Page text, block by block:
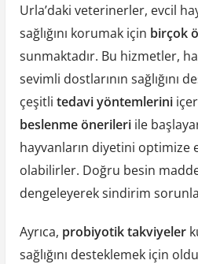
Urla’daki veterinerler, evcil
sağlığını korumak için birçok
sunmaktadır. Bu hizmetler,
sevimli dostlarının sağlığını
çeşitli tedavi yöntemlerini
beslenme önerileriile
hayvanların diyetini optimize
olabilirler. Doğru besin
dengeleyerek sindirim
Ayrıca, probiyotik takviyeler
sağlığını desteklemek için